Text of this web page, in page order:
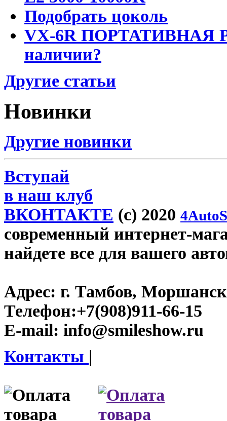
Подобрать цоколь
VX-6R ПОРТАТИВНАЯ
наличии?
Другие статьи
Новинки
Другие новинки
Вступай
в наш клуб
ВКОНТАКТЕ (c) 2020
современный интернет-
найдете все для вашего
Адрес: г. Тамбов,
Телефон:+7(908)911-66-15
E-mail: info@smileshow.ru
Контакты |